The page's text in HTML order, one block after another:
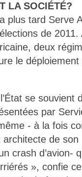
LA SOCIÉTÉ?
plus tard Serve
de
deux
le
se souvient
par
- à la fois
architecte de
crash d’avion-
», confie